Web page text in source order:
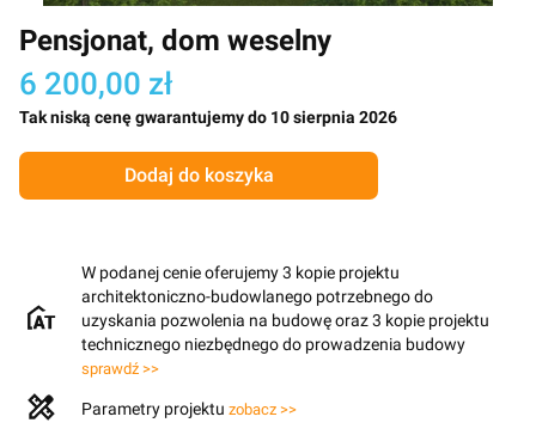
Pensjonat, dom weselny
6 200,00 zł
Tak niską cenę gwarantujemy do 10 sierpnia 2026
Dodaj do koszyka
W podanej cenie oferujemy 3 kopie projektu
architektoniczno-budowlanego potrzebnego do
uzyskania pozwolenia na budowę oraz 3 kopie projektu
technicznego niezbędnego do prowadzenia budowy
sprawdź >>
Parametry projektu zobacz >>